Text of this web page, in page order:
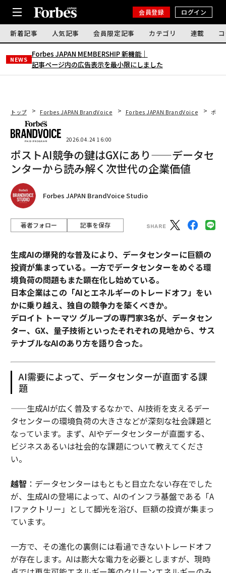
会員登録 ログイン
新着記事 人気記事 会員限定記事 カテゴリ 連載
NEWS
Forbes JAPAN MEMBERSHIP 新機能｜
記事ページ内の広告表示を最小限にしました
トップ Forbes JAPAN BrandVoice Forbes JAPAN BrandVoice ポス
2026.04.24 16:00
ポストAI競争の鍵はGXにあり——データセ
ンターから読み解く次世代の企業価値
Forbes JAPAN BrandVoice Studio
著者フォロー 記事を保存
生成AIの爆発的な普及により、データセンターに巨額の
投資が集まっている。一方でデータセンターをめぐる環
境負荷の問題もまた顕在化し始めている。
日本企業はこの「AIとエネルギーのトレードオフ」をい
かに乗り越え、独自の競争力を築くべきか。
デロイト トーマツ グループの専門家3名が、データセン
ター、GX、量子技術といったそれぞれの見地から、サス
テナブルなAIのあり方を語り合った。
AI需要によって、データセンターが直面する課
題
——生成AIが広く普及するなかで、AI技術を支えるデー
タセンターの環境負荷の大きさなどが深刻な社会課題と
なっています。まず、AIやデータセンターが直面する、
ビジネスあるいは社会的な課題について教えてくださ
い。
越智 ：データセンターはもともと目立たない存在でした
が、生成AIの登場によって、AIのインフラ基盤である「A
Iファクトリー」として脚光を浴び、巨額の投資が集まっ
ています。
一方で、その進化の裏側には看過できないトレードオフ
が存在します。AIは膨大な電力を必要としますが、現時